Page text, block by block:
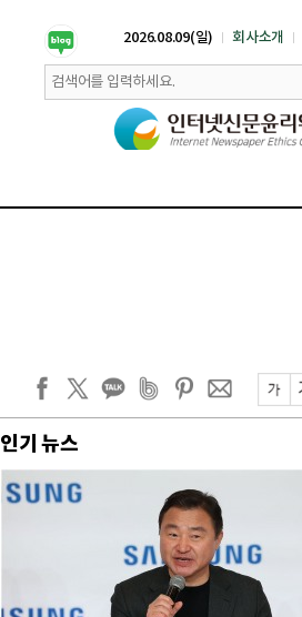
2026.08.09(일) 회사소개
인기 뉴스